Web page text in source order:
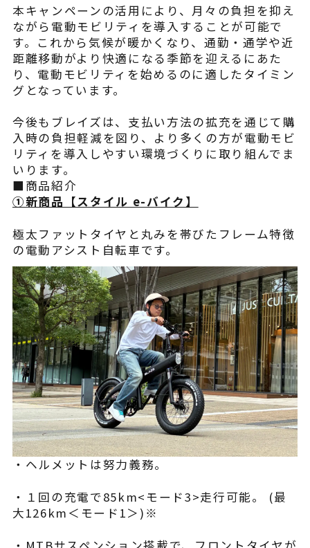
本キャンペーンの活用により、月々の負担を抑え
ながら電動モビリティを導入することが可能で
す。これから気候が暖かくなり、通勤・通学や近
距離移動がより快適になる季節を迎えるにあた
り、電動モビリティを始めるのに適したタイミン
グとなっています。
今後もブレイズは、支払い方法の拡充を通じて購
入時の負担軽減を図り、より多くの方が電動モビ
リティを導入しやすい環境づくりに取り組んでま
いります。
■商品紹介
①新商品【スタイル e-バイク】
極太ファットタイヤと丸みを帯びたフレーム特徴
の電動アシスト自転車です。
・ヘルメットは努力義務。
・１回の充電で85km<モード3>走行可能。 (最
大126km＜モード1＞)※